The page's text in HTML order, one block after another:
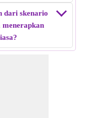
7 ÷ 6/18= 15/7.
dari skenario
menerapkan